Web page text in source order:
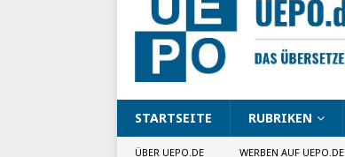
STARTSEITE RUBRIKEN
ÜBER UEPO.DE WERBEN AUF UEPO.DE